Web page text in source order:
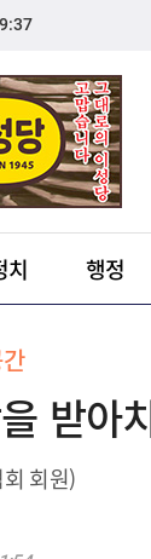
치 행정
받아
회원)